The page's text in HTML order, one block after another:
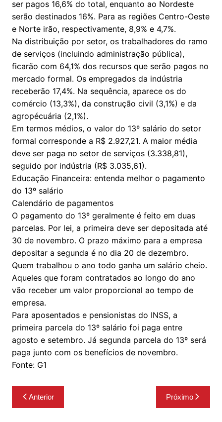
ser pagos 16,6% do total, enquanto ao Nordeste
serão destinados 16%. Para as regiões Centro-Oeste
e Norte irão, respectivamente, 8,9% e 4,7%.
Na distribuição por setor, os trabalhadores do ramo
de serviços (incluindo administração pública),
ficarão com 64,1% dos recursos que serão pagos no
mercado formal. Os empregados da indústria
receberão 17,4%. Na sequência, aparece os do
comércio (13,3%), da construção civil (3,1%) e da
agropécuária (2,1%).
Em termos médios, o valor do 13º salário do setor
formal corresponde a R$ 2.927,21. A maior média
deve ser paga no setor de serviços (3.338,81),
seguido por indústria (R$ 3.035,61).
Educação Financeira: entenda melhor o pagamento
do 13º salário
Calendário de pagamentos
O pagamento do 13º geralmente é feito em duas
parcelas. Por lei, a primeira deve ser depositada até
30 de novembro. O prazo máximo para a empresa
depositar a segunda é no dia 20 de dezembro.
Quem trabalhou o ano todo ganha um salário cheio.
Aqueles que foram contratados ao longo do ano
vão receber um valor proporcional ao tempo de
empresa.
Para aposentados e pensionistas do INSS, a
primeira parcela do 13º salário foi paga entre
agosto e setembro. Já segunda parcela do 13º será
paga junto com os benefícios de novembro.
Fonte: G1
Navegação
de
Anterior Próximo